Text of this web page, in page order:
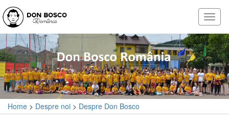
Home > Despre noi > Despre Don Bosco